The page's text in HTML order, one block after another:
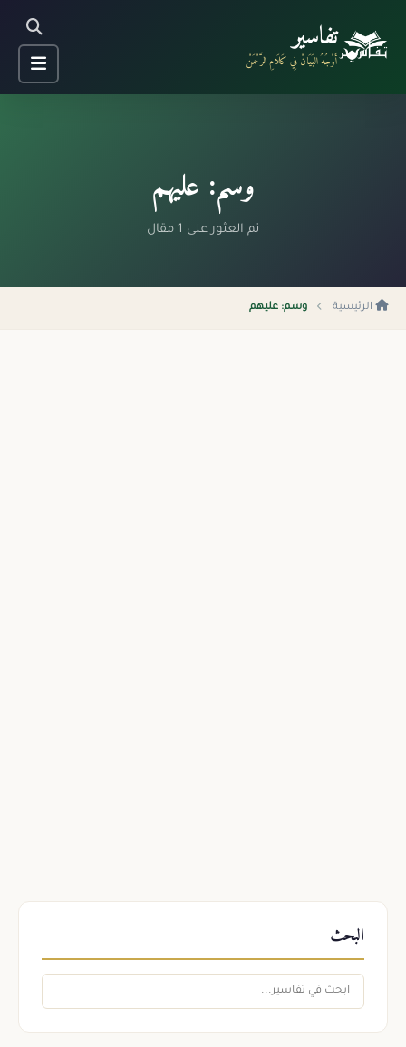
تفاسير
أَوْجُهُ البَيَانْ فِي كَلَامِ الرَّحْمَنْ
وسم: عليهم
تم العثور على 1 مقال
الرئيسية وسم: عليهم
البحث